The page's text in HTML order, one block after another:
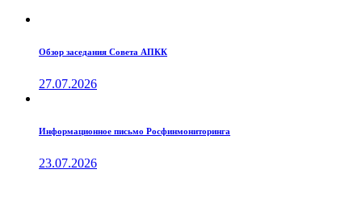
Обзор заседания Совета АПКК
27.07.2026
Информационное письмо Росфинмониторинга
23.07.2026